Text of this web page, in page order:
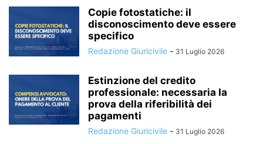
Copie fotostatiche: il
disconoscimento deve essere
specifico
Redazione Giuricivile - 31 Luglio 2026
Estinzione del credito
professionale: necessaria la
prova della riferibilità dei
pagamenti
Redazione Giuricivile - 31 Luglio 2026